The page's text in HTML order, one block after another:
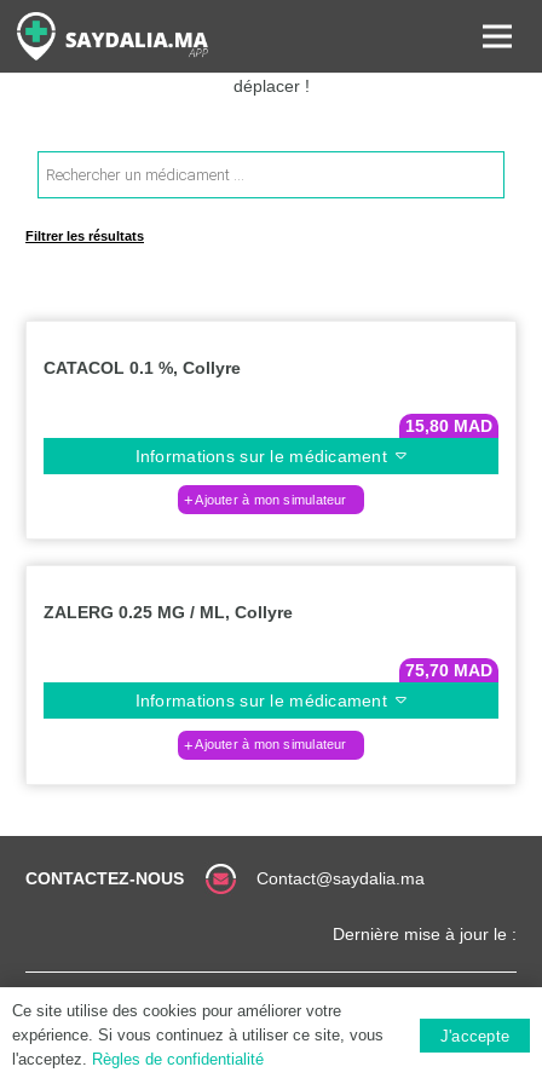
Rechercher les informations sur vos médicaments, leurs prix et
estimer ainsi le coût total de votre ordonnance, sans vous
déplacer !
Recherche
de
produits
Filtrer les résultats
CATACOL 0.1 %, Collyre
15,80 MAD
Informations sur le médicament
Ajouter à mon simulateur
ZALERG 0.25 MG / ML, Collyre
75,70 MAD
Informations sur le médicament
Ajouter à mon simulateur
CONTACTEZ-NOUS Contact@saydalia.ma
Dernière mise à jour le :
GÉNÉRALES
SAYDALIA.MA
Ce site utilise des cookies pour améliorer votre
expérience. Si vous continuez à utiliser ce site, vous
l'acceptez. Règles de confidentialité
J'accepte